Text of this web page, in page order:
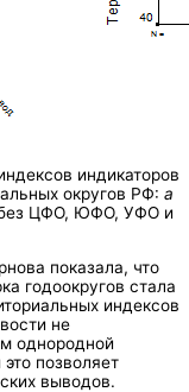
индикаторов
округов РФ: а
ЦФО, ЮФО, УФО и
показала, что
годоокругов стала
индексов
не
однородной
позволяет
выводов.